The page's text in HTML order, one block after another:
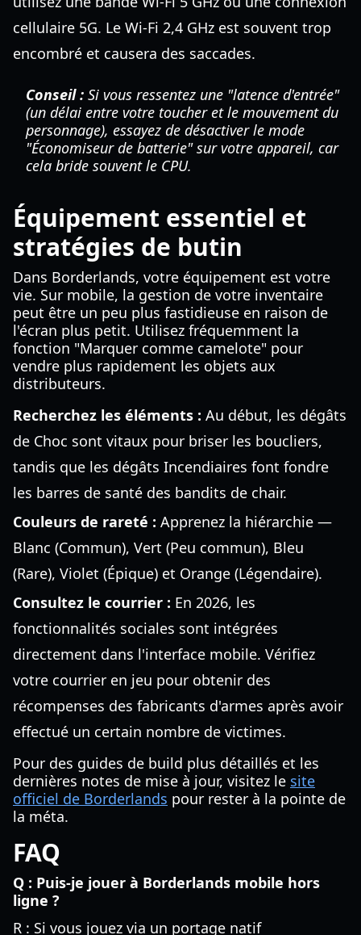
cellulaire 5G. Le Wi-Fi 2,4 GHz est souvent trop
encombré et causera des saccades.
Conseil : Si vous ressentez une "latence d'entrée"
(un délai entre votre toucher et le mouvement du
personnage), essayez de désactiver le mode
"Économiseur de batterie" sur votre appareil, car
cela bride souvent le CPU.
Équipement essentiel et
stratégies de butin
Dans Borderlands, votre équipement est votre
vie. Sur mobile, la gestion de votre inventaire
peut être un peu plus fastidieuse en raison de
l'écran plus petit. Utilisez fréquemment la
fonction "Marquer comme camelote" pour
vendre plus rapidement les objets aux
distributeurs.
Recherchez les éléments : Au début, les dégâts
de Choc sont vitaux pour briser les boucliers,
tandis que les dégâts Incendiaires font fondre
les barres de santé des bandits de chair.
Couleurs de rareté : Apprenez la hiérarchie —
Blanc (Commun), Vert (Peu commun), Bleu
(Rare), Violet (Épique) et Orange (Légendaire).
Consultez le courrier : En 2026, les
fonctionnalités sociales sont intégrées
directement dans l'interface mobile. Vérifiez
votre courrier en jeu pour obtenir des
récompenses des fabricants d'armes après avoir
effectué un certain nombre de victimes.
Pour des guides de build plus détaillés et les
dernières notes de mise à jour, visitez le site
officiel de Borderlands pour rester à la pointe de
la méta.
FAQ
Q : Puis-je jouer à Borderlands mobile hors
ligne ?
R : Si vous jouez via un portage natif